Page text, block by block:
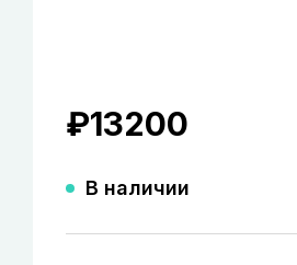
₽13200
В наличии